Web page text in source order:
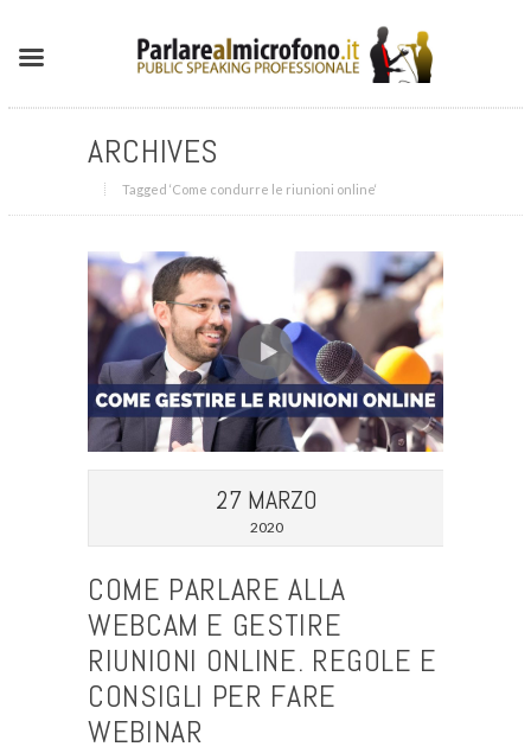
ARCHIVES
Tagged ‘Come condurre le riunioni online‘
27 MARZO
2020
COME PARLARE ALLA
WEBCAM E GESTIRE
RIUNIONI ONLINE. REGOLE E
CONSIGLI PER FARE
WEBINAR